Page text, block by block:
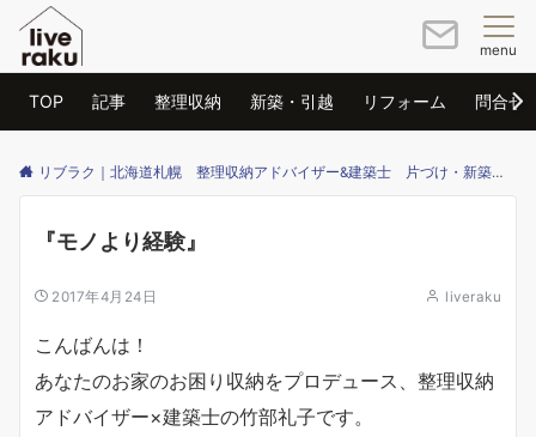
menu
TOP 記事 整理収納 新築・引越 リフォーム 問合せ
リブラク｜北海道札幌 整理収納アドバイザー&建築士 片づけ・新築・リフォームのご相談はリブラクまで
『モノより経験』
2017年4月24日 liveraku
こんばんは！
あなたのお家のお困り収納をプロデュース、整理収納
アドバイザー×建築士の竹部礼子です。